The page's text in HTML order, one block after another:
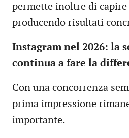
permette inoltre di capire
producendo risultati
Instagram nel 2026: la
continua a fare la
Con una concorrenza
prima impressione
importante.